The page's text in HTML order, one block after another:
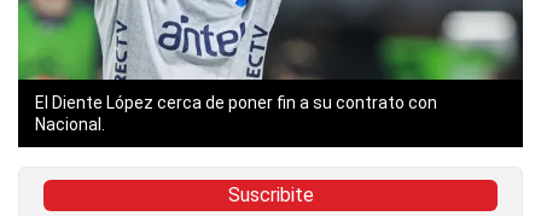
El Diente López cerca de poner fin a su contrato con
Nacional.
Suscribite